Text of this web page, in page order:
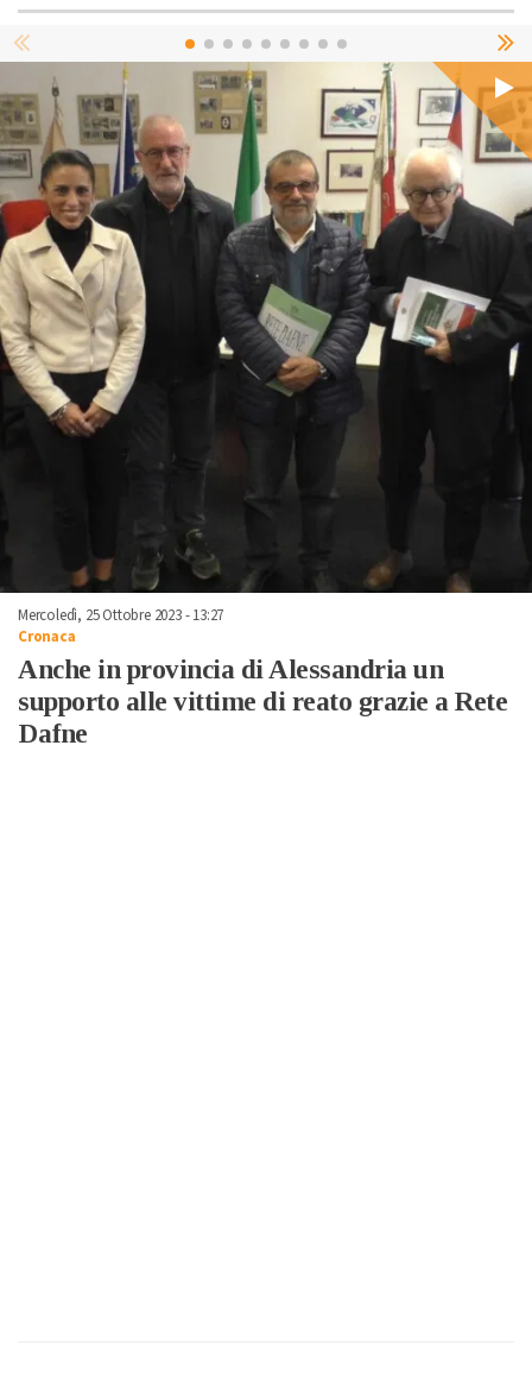
Mercoledì, 25 Ottobre 2023 - 13:27
Cronaca
Anche in provincia di Alessandria un
supporto alle vittime di reato grazie a Rete
Dafne